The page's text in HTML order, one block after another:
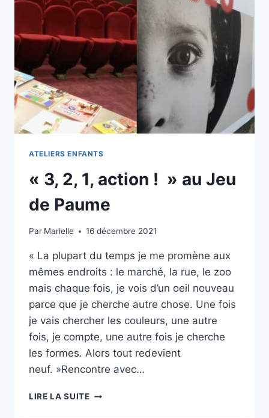
–
ATELIERS ENFANTS
« 3, 2, 1, action ! » au Jeu
de Paume
Par Marielle 16 décembre 2021
« La plupart du temps je me promène aux
mêmes endroits : le marché, la rue, le zoo
mais chaque fois, je vois d’un oeil nouveau
parce que je cherche autre chose. Une fois
je vais chercher les couleurs, une autre
fois, je compte, une autre fois je cherche
les formes. Alors tout redevient
neuf. »Rencontre avec…
LIRE LA SUITE« 3,